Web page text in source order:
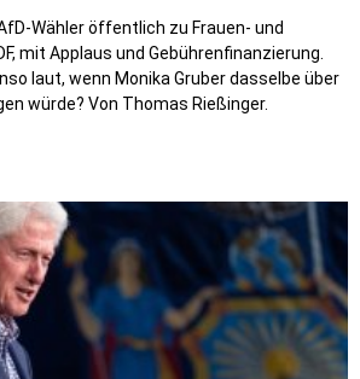
Wähler öffentlich zu Frauen- und
mit Applaus und Gebührenfinanzierung.
laut, wenn Monika Gruber dasselbe über
würde? Von Thomas Rießinger.